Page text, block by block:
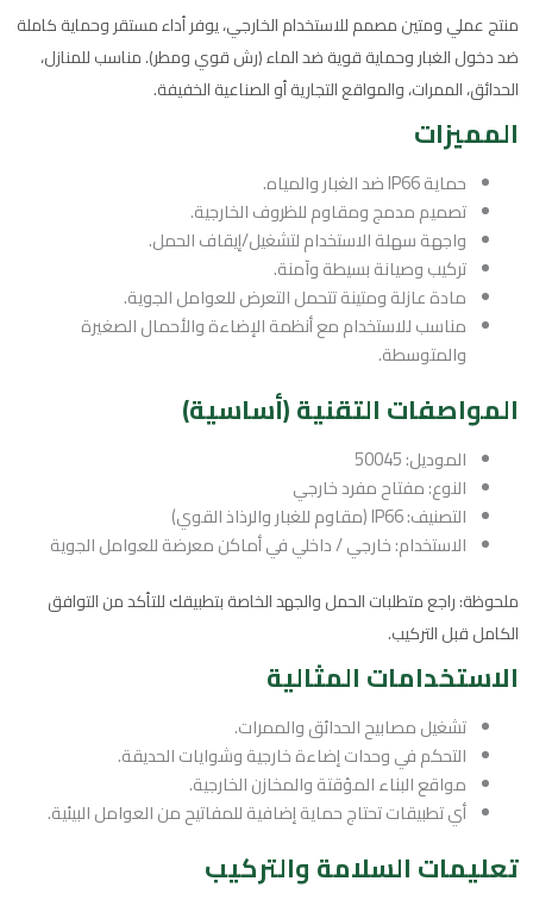
منتج عملي ومتين مصمم للاستخدام الخارجي، يوفر أداء مستقر وحماية كاملة
ضد دخول الغبار وحماية قوية ضد الماء (رش قوي ومطر). مناسب للمنازل،
الحدائق، الممرات، والمواقع التجارية أو الصناعية الخفيفة.
المميزات
حماية IP66 ضد الغبار والمياه.
تصميم مدمج ومقاوم للظروف الخارجية.
واجهة سهلة الاستخدام لتشغيل/إيقاف الحمل.
تركيب وصيانة بسيطة وآمنة.
مادة عازلة ومتينة تتحمل التعرض للعوامل الجوية.
مناسب للاستخدام مع أنظمة الإضاءة والأحمال الصغيرة
والمتوسطة.
المواصفات التقنية (أساسية)
الموديل: 50045
النوع: مفتاح مفرد خارجي
التصنيف: IP66 (مقاوم للغبار والرذاذ القوي)
الاستخدام: خارجي / داخلي في أماكن معرضة للعوامل الجوية
ملحوظة: راجع متطلبات الحمل والجهد الخاصة بتطبيقك للتأكد من التوافق
الكامل قبل التركيب.
الاستخدامات المثالية
تشغيل مصابيح الحدائق والممرات.
التحكم في وحدات إضاءة خارجية وشوايات الحديقة.
مواقع البناء المؤقتة والمخازن الخارجية.
أي تطبيقات تحتاج حماية إضافية للمفاتيح من العوامل البيئية.
تعليمات السلامة والتركيب